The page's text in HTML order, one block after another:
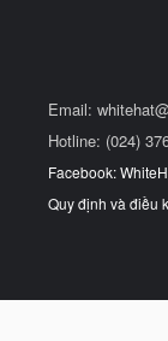
Email:
Hotline: (024)
Facebook:
Quy định và điều